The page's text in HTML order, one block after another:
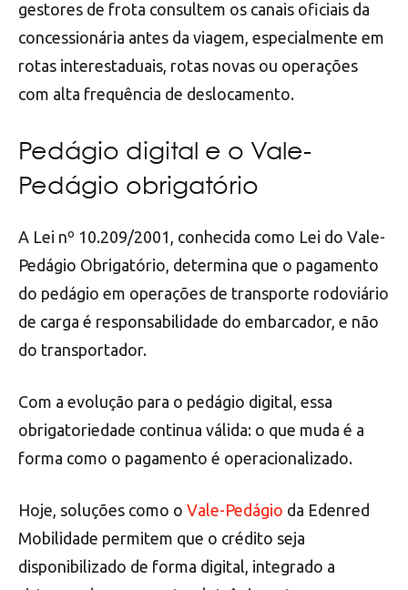
gestores de frota consultem os canais oficiais da
concessionária antes da viagem, especialmente em
rotas interestaduais, rotas novas ou operações
com alta frequência de deslocamento.
Pedágio digital e o Vale-
Pedágio obrigatório
A Lei nº 10.209/2001, conhecida como Lei do Vale-
Pedágio Obrigatório, determina que o pagamento
do pedágio em operações de transporte rodoviário
de carga é responsabilidade do embarcador, e não
do transportador.
Com a evolução para o pedágio digital, essa
obrigatoriedade continua válida: o que muda é a
forma como o pagamento é operacionalizado.
Hoje, soluções como o Vale-Pedágio da Edenred
Mobilidade permitem que o crédito seja
disponibilizado de forma digital, integrado a